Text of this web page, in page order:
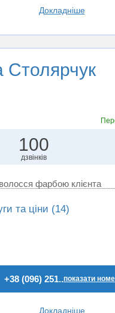
Докладніше
Столярчук
100
дзвінків
фарбою клієнта
та ціни (14)
+38 (096) 251..показати
Докладніше